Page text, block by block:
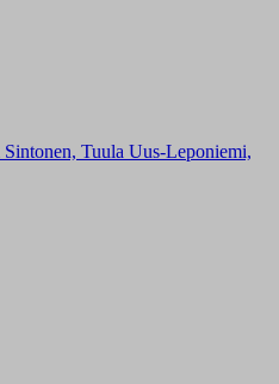
Tuula Uus-Leponiemi,